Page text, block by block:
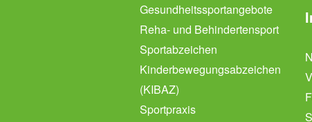
Gesundheitssportangebote
Reha- und Behindertensport
Sportabzeichen
Kinderbewegungsabzeichen
(KIBAZ)
Sportpraxis